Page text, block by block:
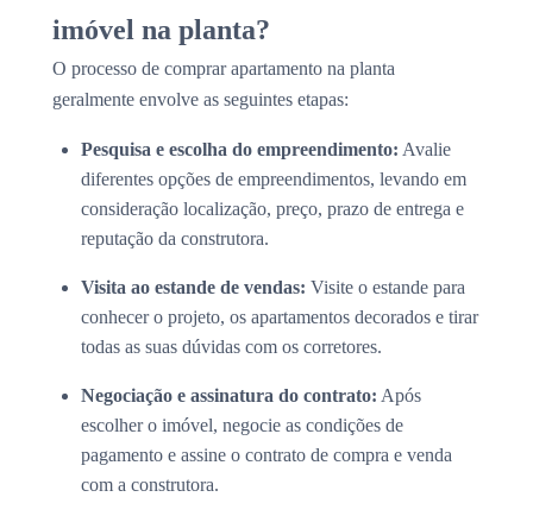
imóvel na planta?
O processo de comprar apartamento na planta
geralmente envolve as seguintes etapas:
Pesquisa e escolha do empreendimento: Avalie
diferentes opções de empreendimentos, levando em
consideração localização, preço, prazo de entrega e
reputação da construtora.
Visita ao estande de vendas: Visite o estande para
conhecer o projeto, os apartamentos decorados e tirar
todas as suas dúvidas com os corretores.
Negociação e assinatura do contrato: Após
escolher o imóvel, negocie as condições de
pagamento e assine o contrato de compra e venda
com a construtora.